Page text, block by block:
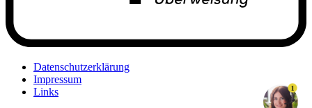
Datenschutzerklärung
Impressum
Links
1